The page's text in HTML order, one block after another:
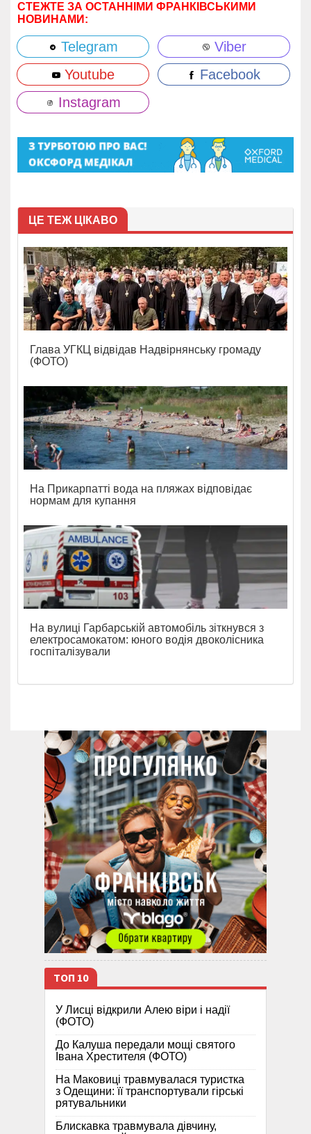
СТЕЖТЕ ЗА ОСТАННІМИ ФРАНКІВСЬКИМИ
НОВИНАМИ:
Telegram
Viber
Youtube
Facebook
Instagram
ЦЕ ТЕЖ ЦІКАВО
Глава УГКЦ відвідав Надвірнянську громаду
(ФОТО)
На Прикарпатті вода на пляжах відповідає
нормам для купання
На вулиці Гарбарській автомобіль зіткнувся з
електросамокатом: юного водія двоколісника
госпіталізували
ТОП 10
У Лисці відкрили Алею віри і надії
(ФОТО)
До Калуша передали мощі святого
Івана Хрестителя (ФОТО)
На Маковиці травмувалася туристка
з Одещини: її транспортували гірські
рятувальники
Блискавка травмувала дівчину,